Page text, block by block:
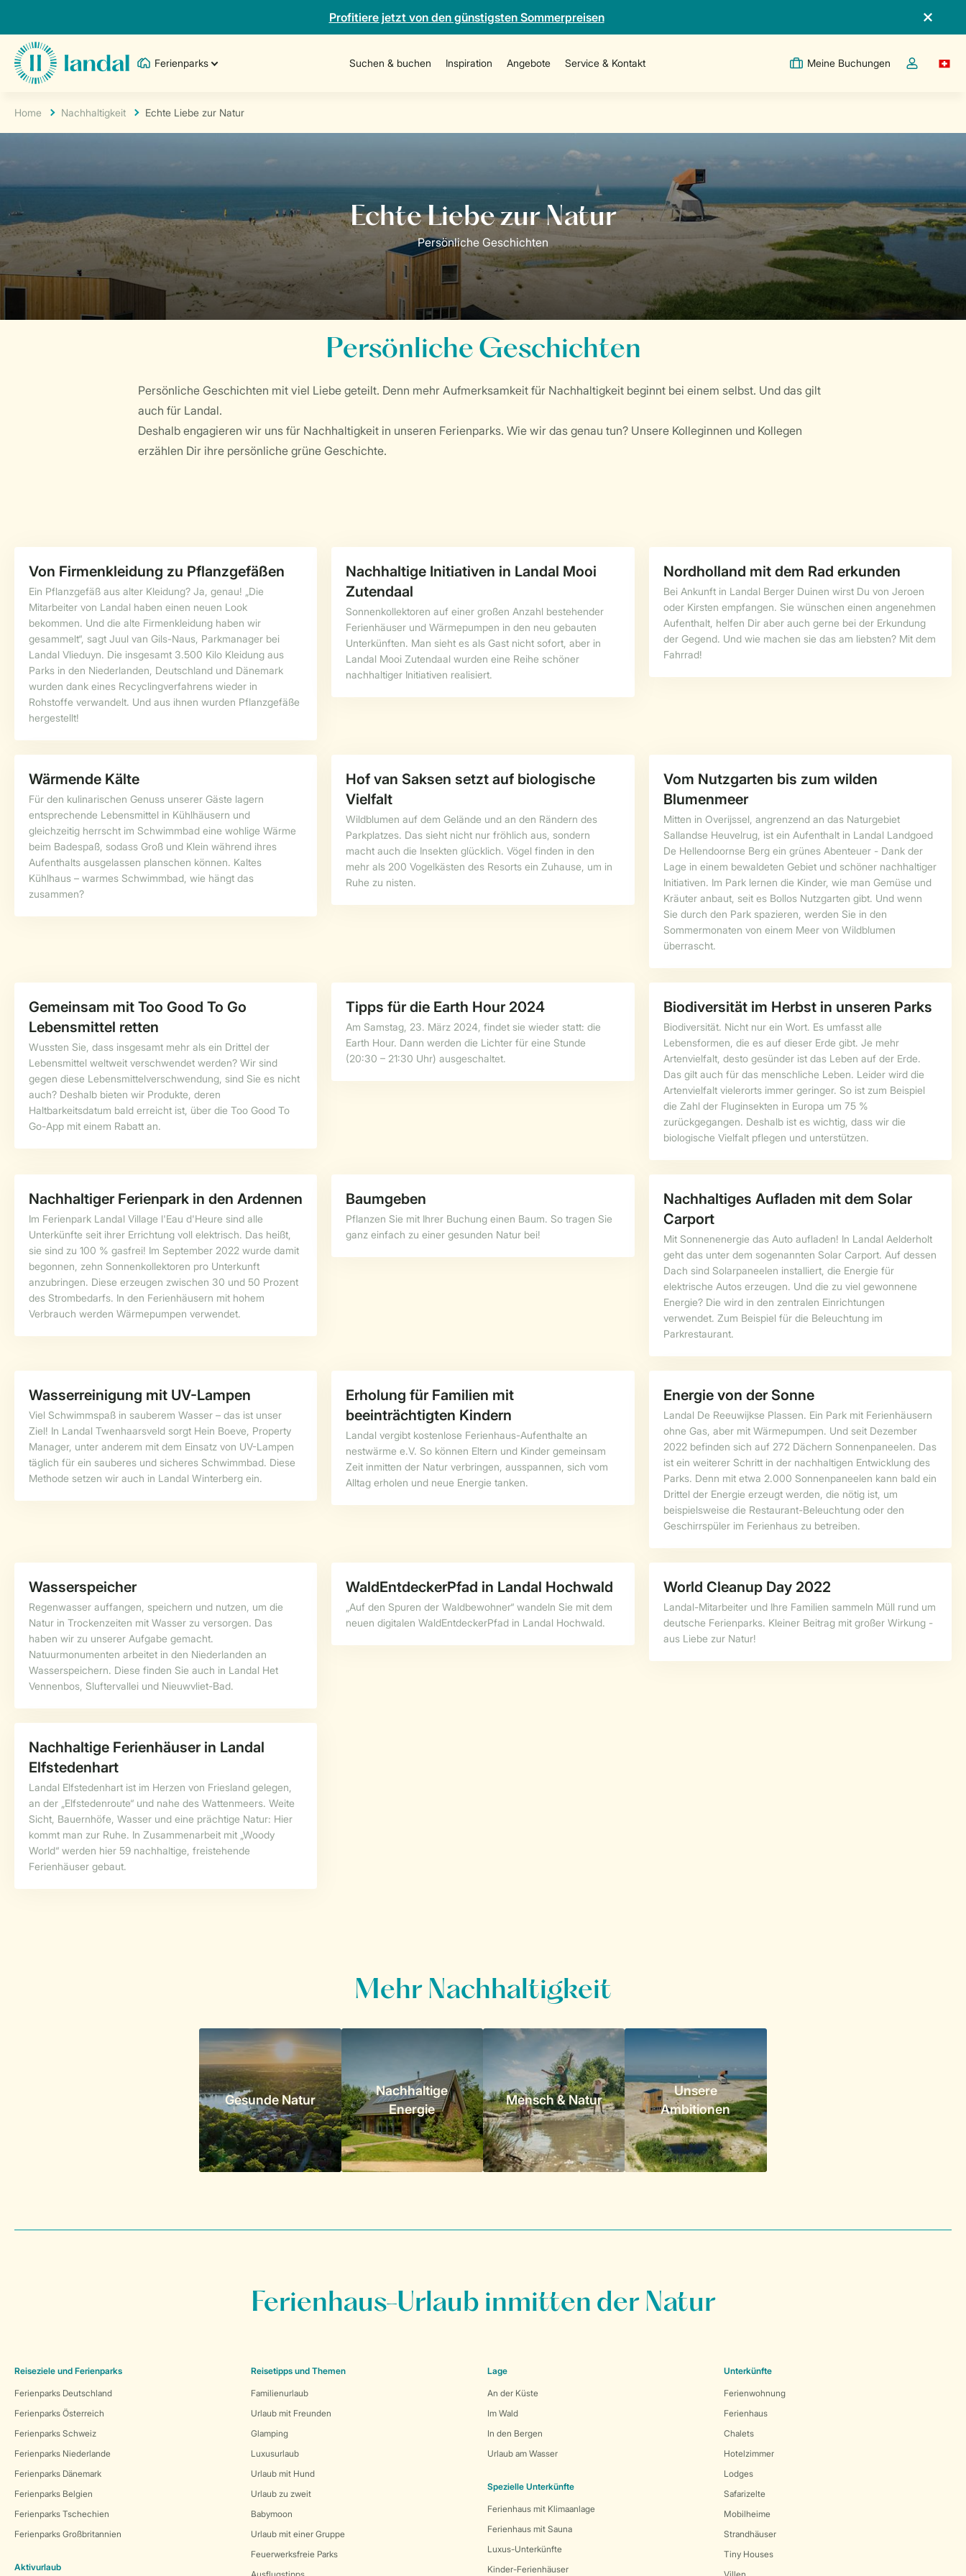
Profitiere jetzt von den günstigsten Sommerpreisen
Ferienparks Suchen & buchen Inspiration Angebote Service & Kontakt Meine Buchungen
Dropdown-
Home Nachhaltigkeit Echte Liebe zur Natur
Persönliche Geschichten
Persönliche Geschichten mit viel Liebe geteilt. Denn mehr Aufmerksamkeit für Nachhaltigkeit beginnt bei einem selbst. Und das gilt
auch für Landal.
Deshalb engagieren wir uns für Nachhaltigkeit in unseren Ferienparks. Wie wir das genau tun? Unsere Kolleginnen und Kollegen
erzählen Dir ihre persönliche grüne Geschichte.
Von Firmenkleidung zu Pflanzgefäßen
Ein Pflanzgefäß aus alter Kleidung? Ja, genau! „Die
Mitarbeiter von Landal haben einen neuen Look
bekommen. Und die alte Firmenkleidung haben wir
gesammelt“, sagt Juul van Gils-Naus, Parkmanager bei
Landal Vlieduyn. Die insgesamt 3.500 Kilo Kleidung aus
Parks in den Niederlanden, Deutschland und Dänemark
wurden dank eines Recyclingverfahrens wieder in
Rohstoffe verwandelt. Und aus ihnen wurden Pflanzgefäße
hergestellt!
Nachhaltige Initiativen in Landal Mooi
Zutendaal
Sonnenkollektoren auf einer großen Anzahl bestehender
Ferienhäuser und Wärmepumpen in den neu gebauten
Unterkünften. Man sieht es als Gast nicht sofort, aber in
Landal Mooi Zutendaal wurden eine Reihe schöner
nachhaltiger Initiativen realisiert.
Nordholland mit dem Rad erkunden
Bei Ankunft in Landal Berger Duinen wirst Du von Jeroen
oder Kirsten empfangen. Sie wünschen einen angenehmen
Aufenthalt, helfen Dir aber auch gerne bei der Erkundung
der Gegend. Und wie machen sie das am liebsten? Mit dem
Fahrrad!
Wärmende Kälte
Für den kulinarischen Genuss unserer Gäste lagern
entsprechende Lebensmittel in Kühlhäusern und
gleichzeitig herrscht im Schwimmbad eine wohlige Wärme
beim Badespaß, sodass Groß und Klein während ihres
Aufenthalts ausgelassen planschen können. Kaltes
Kühlhaus – warmes Schwimmbad, wie hängt das
zusammen?
Hof van Saksen setzt auf biologische
Vielfalt
Wildblumen auf dem Gelände und an den Rändern des
Parkplatzes. Das sieht nicht nur fröhlich aus, sondern
macht auch die Insekten glücklich. Vögel finden in den
mehr als 200 Vogelkästen des Resorts ein Zuhause, um in
Ruhe zu nisten.
Vom Nutzgarten bis zum wilden
Blumenmeer
Mitten in Overijssel, angrenzend an das Naturgebiet
Sallandse Heuvelrug, ist ein Aufenthalt in Landal Landgoed
De Hellendoornse Berg ein grünes Abenteuer - Dank der
Lage in einem bewaldeten Gebiet und schöner nachhaltiger
Initiativen. Im Park lernen die Kinder, wie man Gemüse und
Kräuter anbaut, seit es Bollos Nutzgarten gibt. Und wenn
Sie durch den Park spazieren, werden Sie in den
Sommermonaten von einem Meer von Wildblumen
überrascht.
Gemeinsam mit Too Good To Go
Lebensmittel retten
Wussten Sie, dass insgesamt mehr als ein Drittel der
Lebensmittel weltweit verschwendet werden? Wir sind
gegen diese Lebensmittelverschwendung, sind Sie es nicht
auch? Deshalb bieten wir Produkte, deren
Haltbarkeitsdatum bald erreicht ist, über die Too Good To
Go-App mit einem Rabatt an.
Tipps für die Earth Hour 2024
Am Samstag, 23. März 2024, findet sie wieder statt: die
Earth Hour. Dann werden die Lichter für eine Stunde
(20:30 – 21:30 Uhr) ausgeschaltet.
Biodiversität im Herbst in unseren Parks
Biodiversität. Nicht nur ein Wort. Es umfasst alle
Lebensformen, die es auf dieser Erde gibt. Je mehr
Artenvielfalt, desto gesünder ist das Leben auf der Erde.
Das gilt auch für das menschliche Leben. Leider wird die
Artenvielfalt vielerorts immer geringer. So ist zum Beispiel
die Zahl der Fluginsekten in Europa um 75 %
zurückgegangen. Deshalb ist es wichtig, dass wir die
biologische Vielfalt pflegen und unterstützen.
Nachhaltiger Ferienpark in den Ardennen
Im Ferienpark Landal Village l'Eau d'Heure sind alle
Unterkünfte seit ihrer Errichtung voll elektrisch. Das heißt,
sie sind zu 100 % gasfrei! Im September 2022 wurde damit
begonnen, zehn Sonnenkollektoren pro Unterkunft
anzubringen. Diese erzeugen zwischen 30 und 50 Prozent
des Strombedarfs. In den Ferienhäusern mit hohem
Verbrauch werden Wärmepumpen verwendet.
Baumgeben
Pflanzen Sie mit Ihrer Buchung einen Baum. So tragen Sie
ganz einfach zu einer gesunden Natur bei!
Nachhaltiges Aufladen mit dem Solar
Carport
Mit Sonnenenergie das Auto aufladen! In Landal Aelderholt
geht das unter dem sogenannten Solar Carport. Auf dessen
Dach sind Solarpaneelen installiert, die Energie für
elektrische Autos erzeugen. Und die zu viel gewonnene
Energie? Die wird in den zentralen Einrichtungen
verwendet. Zum Beispiel für die Beleuchtung im
Parkrestaurant.
Wasserreinigung mit UV-Lampen
Viel Schwimmspaß in sauberem Wasser – das ist unser
Ziel! In Landal Twenhaarsveld sorgt Hein Boeve, Property
Manager, unter anderem mit dem Einsatz von UV-Lampen
täglich für ein sauberes und sicheres Schwimmbad. Diese
Methode setzen wir auch in Landal Winterberg ein.
Erholung für Familien mit
beeinträchtigten Kindern
Landal vergibt kostenlose Ferienhaus-Aufenthalte an
nestwärme e.V. So können Eltern und Kinder gemeinsam
Zeit inmitten der Natur verbringen, ausspannen, sich vom
Alltag erholen und neue Energie tanken.
Energie von der Sonne
Landal De Reeuwijkse Plassen. Ein Park mit Ferienhäusern
ohne Gas, aber mit Wärmepumpen. Und seit Dezember
2022 befinden sich auf 272 Dächern Sonnenpaneelen. Das
ist ein weiterer Schritt in der nachhaltigen Entwicklung des
Parks. Denn mit etwa 2.000 Sonnenpaneelen kann bald ein
Drittel der Energie erzeugt werden, die nötig ist, um
beispielsweise die Restaurant-Beleuchtung oder den
Geschirrspüler im Ferienhaus zu betreiben.
Wasserspeicher
Regenwasser auffangen, speichern und nutzen, um die
Natur in Trockenzeiten mit Wasser zu versorgen. Das
haben wir zu unserer Aufgabe gemacht.
Natuurmonumenten arbeitet in den Niederlanden an
Wasserspeichern. Diese finden Sie auch in Landal Het
Vennenbos, Sluftervallei und Nieuwvliet-Bad.
WaldEntdeckerPfad in Landal Hochwald
„Auf den Spuren der Waldbewohner“ wandeln Sie mit dem
neuen digitalen WaldEntdeckerPfad in Landal Hochwald.
World Cleanup Day 2022
Landal-Mitarbeiter und Ihre Familien sammeln Müll rund um
deutsche Ferienparks. Kleiner Beitrag mit großer Wirkung -
aus Liebe zur Natur!
Nachhaltige Ferienhäuser in Landal
Elfstedenhart
Landal Elfstedenhart ist im Herzen von Friesland gelegen,
an der „Elfstedenroute“ und nahe des Wattenmeers. Weite
Sicht, Bauernhöfe, Wasser und eine prächtige Natur: Hier
kommt man zur Ruhe. In Zusammenarbeit mit „Woody
World“ werden hier 59 nachhaltige, freistehende
Ferienhäuser gebaut.
Mehr Nachhaltigkeit
Gesunde Natur
Nachhaltige
Energie
Mensch & Natur
Unsere
Ambitionen
Ferienhaus-Urlaub inmitten der Natur
Reiseziele und Ferienparks
Ferienparks Deutschland
Ferienparks Österreich
Ferienparks Schweiz
Ferienparks Niederlande
Ferienparks Dänemark
Ferienparks Belgien
Ferienparks Tschechien
Ferienparks Großbritannien
Aktivurlaub
Reisetipps und Themen
Familienurlaub
Urlaub mit Freunden
Glamping
Luxusurlaub
Urlaub mit Hund
Urlaub zu zweit
Babymoon
Urlaub mit einer Gruppe
Feuerwerksfreie Parks
Lage
An der Küste
Im Wald
In den Bergen
Urlaub am Wasser
Spezielle Unterkünfte
Ferienhaus mit Klimaanlage
Ferienhaus mit Sauna
Luxus-Unterkünfte
Kinder-Ferienhäuser
Unterkünfte
Ferienwohnung
Ferienhaus
Chalets
Hotelzimmer
Lodges
Safarizelte
Mobilheime
Strandhäuser
Tiny Houses